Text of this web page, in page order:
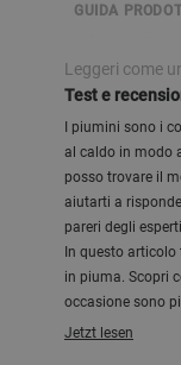
GUIDA
Leggeri come
Test e
I piumini sono i
al caldo in modo
posso trovare il
aiutarti a
pareri degli
In questo
in piuma. Scopri
occasione sono
Jetzt lesen